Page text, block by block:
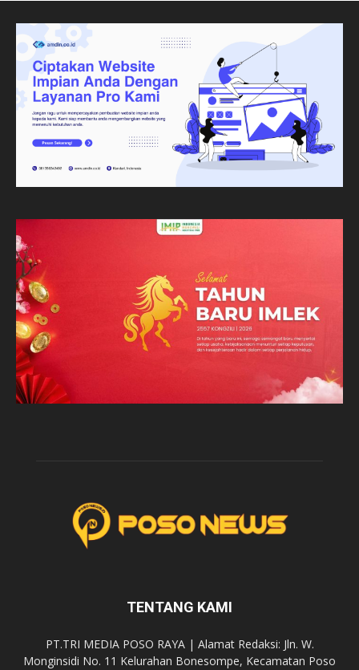
TENTANG KAMI
PT.TRI MEDIA POSO RAYA | Alamat Redaksi: Jln. W.
Monginsidi No. 11 Kelurahan Bonesompe, Kecamatan Poso